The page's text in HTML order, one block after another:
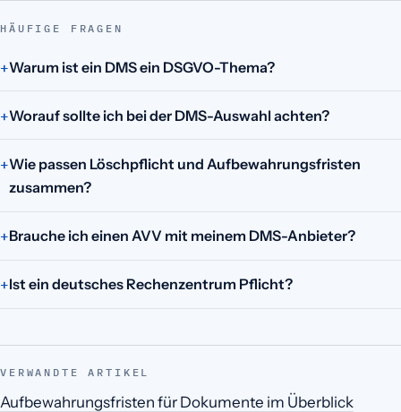
HÄUFIGE FRAGEN
Warum ist ein DMS ein DSGVO-Thema?
Worauf sollte ich bei der DMS-Auswahl achten?
Wie passen Löschpflicht und Aufbewahrungsfristen
zusammen?
Brauche ich einen AVV mit meinem DMS-Anbieter?
Ist ein deutsches Rechenzentrum Pflicht?
VERWANDTE ARTIKEL
Aufbewahrungsfristen für Dokumente im Überblick